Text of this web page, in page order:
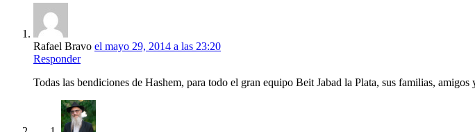
Rafael Bravo el mayo 29, 2014 a las 23:20
Responder
Todas las bendiciones de Hashem, para todo el gran equipo Beit Jabad la Plata, sus familias,